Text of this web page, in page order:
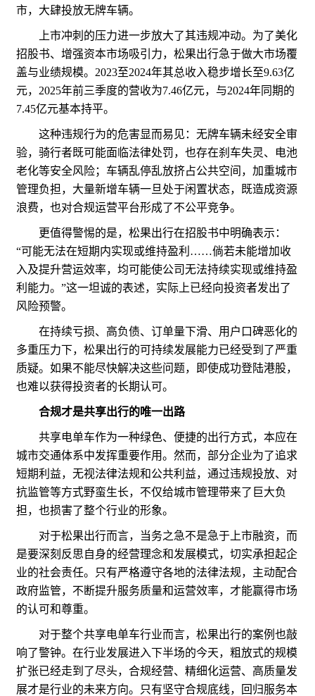
市，大肆投放无牌车辆。
上市冲刺的压力进一步放大了其违规冲动。为了美化
招股书、增强资本市场吸引力，松果出行急于做大市场覆
盖与业绩规模。2023至2024年其总收入稳步增长至9.63亿
元，2025年前三季度的营收为7.46亿元，与2024年同期的
7.45亿元基本持平。
这种违规行为的危害显而易见：无牌车辆未经安全审
验，骑行者既可能面临法律处罚，也存在刹车失灵、电池
老化等安全风险；车辆乱停乱放挤占公共空间，加重城市
管理负担，大量新增车辆一旦处于闲置状态，既造成资源
浪费，也对合规运营平台形成了不公平竞争。
更值得警惕的是，松果出行在招股书中明确表示：
“可能无法在短期内实现或维持盈利……倘若未能增加收
入及提升营运效率，均可能使公司无法持续实现或维持盈
利能力。”这一坦诚的表述，实际上已经向投资者发出了
风险预警。
在持续亏损、高负债、订单量下滑、用户口碑恶化的
多重压力下，松果出行的可持续发展能力已经受到了严重
质疑。如果不能尽快解决这些问题，即使成功登陆港股，
也难以获得投资者的长期认可。
合规才是共享出行的唯一出路
共享电单车作为一种绿色、便捷的出行方式，本应在
城市交通体系中发挥重要作用。然而，部分企业为了追求
短期利益，无视法律法规和公共利益，通过违规投放、对
抗监管等方式野蛮生长，不仅给城市管理带来了巨大负
担，也损害了整个行业的形象。
对于松果出行而言，当务之急不是急于上市融资，而
是要深刻反思自身的经营理念和发展模式，切实承担起企
业的社会责任。只有严格遵守各地的法律法规，主动配合
政府监管，不断提升服务质量和运营效率，才能赢得市场
的认可和尊重。
对于整个共享电单车行业而言，松果出行的案例也敲
响了警钟。在行业发展进入下半场的今天，粗放式的规模
扩张已经走到了尽头，合规经营、精细化运营、高质量发
展才是行业的未来方向。只有坚守合规底线，回归服务本